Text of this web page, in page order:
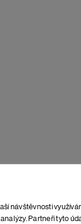
návštěvnosti
Partneři tyto